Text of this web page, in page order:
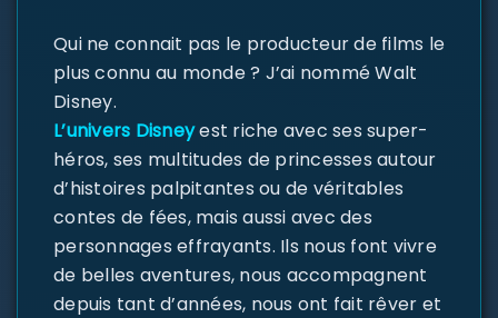
Qui ne connait pas le producteur de films le
plus connu au monde ? J’ai nommé Walt
Disney.
L’univers Disneyest riche avec ses super-
héros, ses multitudes de princesses autour
d’histoires palpitantes ou de véritables
contes de fées, mais aussi avec des
personnages effrayants. Ils nous font vivre
de belles aventures, nous accompagnent
depuis tant d’années, nous ont fait rêver et